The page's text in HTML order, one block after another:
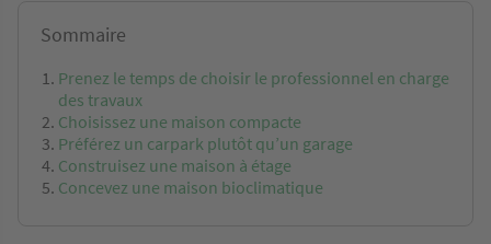
Sommaire
Prenez le temps de choisir le professionnel en charge
des travaux
Choisissez une maison compacte
Préférez un carpark plutôt qu’un garage
Construisez une maison à étage
Concevez une maison bioclimatique